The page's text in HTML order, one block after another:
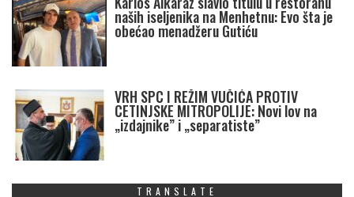
naših iseljenika na Menhetnu: Evo šta je
obećao menadžeru Gutiću
VRH SPC I REŽIM VUČIĆA PROTIV
CETINJSKE MITROPOLIJE: Novi lov na
„izdajnike” i „separatiste”
TRANSLATE